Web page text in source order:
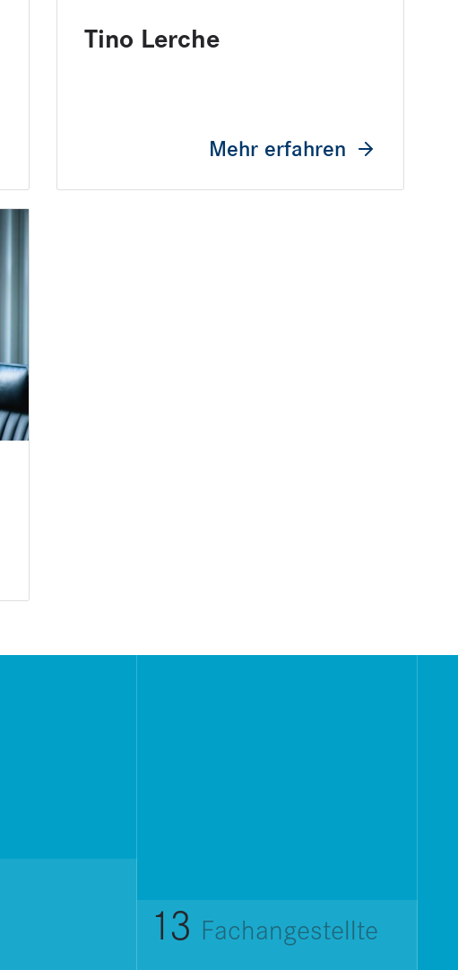
Tino Lerche
Mehr erfahren
13 Fachangestellte